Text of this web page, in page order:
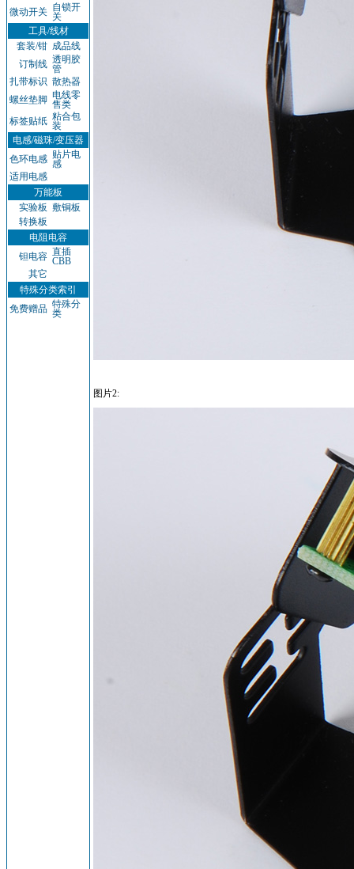
微动开关 自锁开
关
工具/线材
套装/钳 成品线
订制线 透明胶
管
扎带标识 散热器
螺丝垫脚 电线零
售类
标签贴纸 粘合包
装
电感/磁珠/变压器
色环电感 贴片电
感
适用电感
万能板
实验板 敷铜板
转换板
电阻电容
钽电容 直插
CBB
其它
特殊分类索引
免费赠品 特殊分
类
图片2: